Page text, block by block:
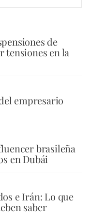
de
tensiones en la
empresario
brasileña
en Dubái
e Irán: Lo que
saber